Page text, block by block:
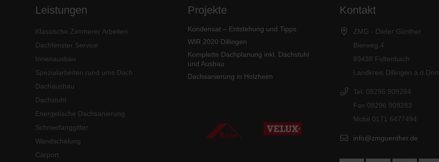
Leistungen
Klassische Zimmerer Arbeiten
Dachfenster Service
Innenausbau
Spezialarbeiten rund ums Dach
Dachausbau
Dachstuhl
Energetische Dachsanierung
Schneefanggitter
Wandschalung
Carport
Projekte
Kondensat – Entstehung und Tipps
WIR 2020 Dillingen
Komplette Dachplanung inkl. Dachstuhl
und Ausbau
Dachsanierung in Holzheim
Kontakt
ZMG - Dieter Günther
Bierweg 4
89438 Fultenbach
Landkreis Dillingen
Tel. 08296 909284
Fax 08296 909283
Mobil 0171 6477494
info@zmguenther.de